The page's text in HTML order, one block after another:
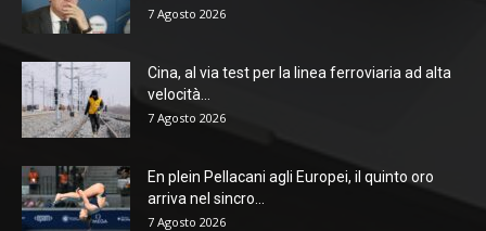
7 Agosto 2026
Cina, al via test per la linea ferroviaria ad alta
velocità...
7 Agosto 2026
En plein Pellacani agli Europei, il quinto oro
arriva nel sincro...
7 Agosto 2026